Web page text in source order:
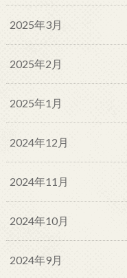
2025年3月
2025年2月
2025年1月
2024年12月
2024年11月
2024年10月
2024年9月